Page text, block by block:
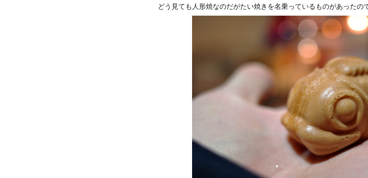
どう見ても人形焼なのだがたい焼きを名乗っているものがあったの